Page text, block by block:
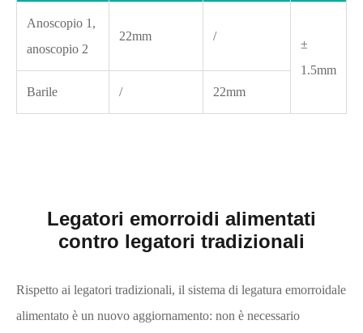
Anoscopio 1,
anoscopio 2
22mm /
±
1.5mm
Barile
/ 22mm
Legatori emorroidi alimentati
contro legatori tradizionali
Rispetto ai legatori tradizionali, il sistema di legatura emorroidale
alimentato è un nuovo aggiornamento: non è necessario